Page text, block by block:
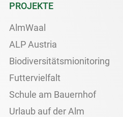
PROJEKTE
AlmWaal
ALP Austria
Biodiversitätsmionitoring
Futtervielfalt
Schule am Bauernhof
Urlaub auf der Alm